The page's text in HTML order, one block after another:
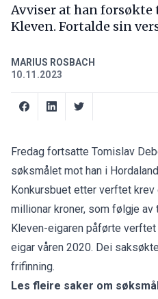
Avviser at han forsøkte
Kleven. Fortalde sin
MARIUS ROSBACH
10.11.2023
Fredag fortsatte Tomislav
søksmålet mot han i
Konkursbuet etter verftet
millionar kroner, som følgje
Kleven-eigaren påførte
eigar våren 2020. Dei
frifinning.
Les fleire saker om